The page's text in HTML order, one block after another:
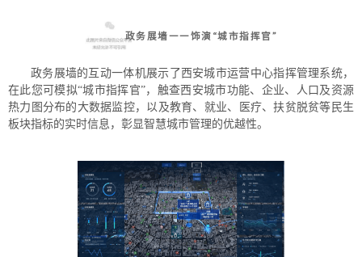
政务展墙——饰演“城市指挥官”
政务展墙的互动一体机展示了西安城市运营中心指挥管理系统，
在此您可模拟“城市指挥官”，触查西安城市功能、企业、人口及资源
热力图分布的大数据监控，以及教育、就业、医疗、扶贫脱贫等民生
板块指标的实时信息，彰显智慧城市管理的优越性。